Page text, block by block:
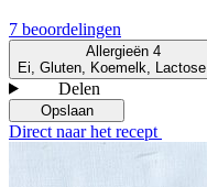
7 beoordelingen
Allergieën 4
Ei, Gluten, Koemelk, Lactose
Delen
Opslaan
Direct naar het recept